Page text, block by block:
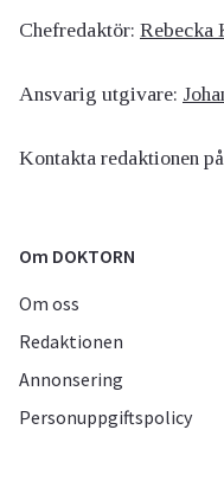
Chefredaktör: Rebecka
Ansvarig utgivare:
Kontakta redaktionen på
Om DOKTORN
Om oss
Redaktionen
Annonsering
Personuppgiftspolicy